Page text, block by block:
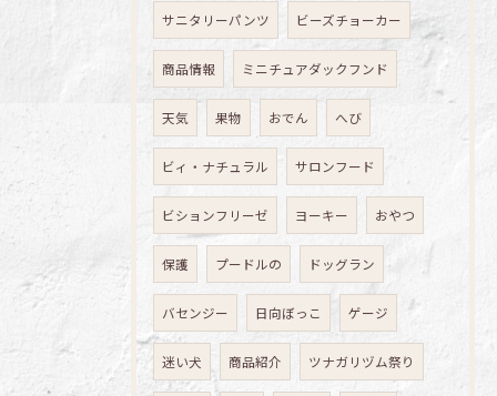
サニタリーパンツ ビーズチョーカー
商品情報 ミニチュアダックフンド
天気 果物 おでん へび
ビィ・ナチュラル サロンフード
ビションフリーゼ ヨーキー おやつ
保護 プードルの ドッグラン
バセンジー 日向ぼっこ ゲージ
迷い犬 商品紹介 ツナガリヅム祭り